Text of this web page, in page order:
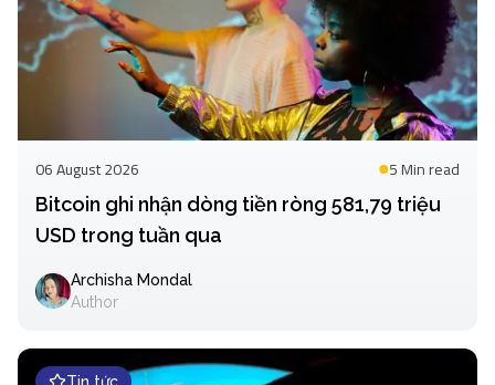
06 August 2026 5 Minread
Bitcoin ghi nhận dòng tiền ròng 581,79 triệu
USD trong tuần qua
Archisha Mondal
Author
Tin tức